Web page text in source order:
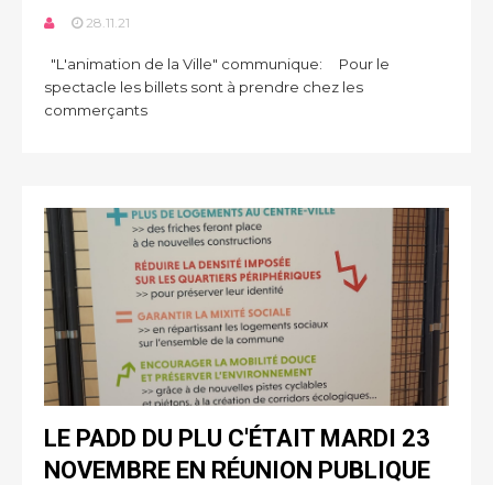
28.11.21
"L'animation de la Ville" communique: Pour le
spectacle les billets sont à prendre chez les
commerçants
LE PADD DU PLU C'ÉTAIT MARDI 23
NOVEMBRE EN RÉUNION PUBLIQUE